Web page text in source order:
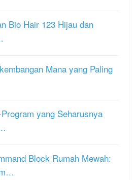
Bio Hair 123 Hijau dan
Mana yang Paling
yang Seharusnya
Block Rumah Mewah: